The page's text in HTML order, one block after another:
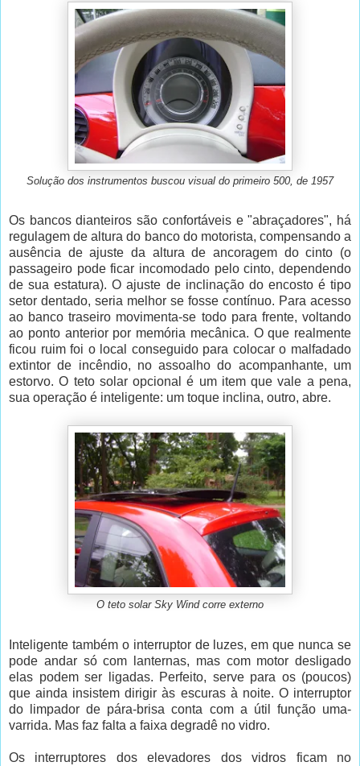
Solução dos instrumentos buscou visual do primeiro 500, de 1957
Os bancos dianteiros são confortáveis e "abraçadores", há
regulagem de altura do banco do motorista, compensando a
ausência de ajuste da altura de ancoragem do cinto (o
passageiro pode ficar incomodado pelo cinto, dependendo
de sua estatura). O ajuste de inclinação do encosto é tipo
setor dentado, seria melhor se fosse contínuo. Para acesso
ao banco traseiro movimenta-se todo para frente, voltando
ao ponto anterior por memória mecânica. O que realmente
ficou ruim foi o local conseguido para colocar o malfadado
extintor de incêndio, no assoalho do acompanhante, um
estorvo. O teto solar opcional é um item que vale a pena,
sua operação é inteligente: um toque inclina, outro, abre.
O teto solar Sky Wind corre externo
Inteligente também o interruptor de luzes, em que nunca se
pode andar só com lanternas, mas com motor desligado
elas podem ser ligadas. Perfeito, serve para os (poucos)
que ainda insistem dirigir às escuras à noite. O interruptor
do limpador de pára-brisa conta com a útil função uma-
varrida. Mas faz falta a faixa degradê no vidro.
Os interruptores dos elevadores dos vidros ficam no